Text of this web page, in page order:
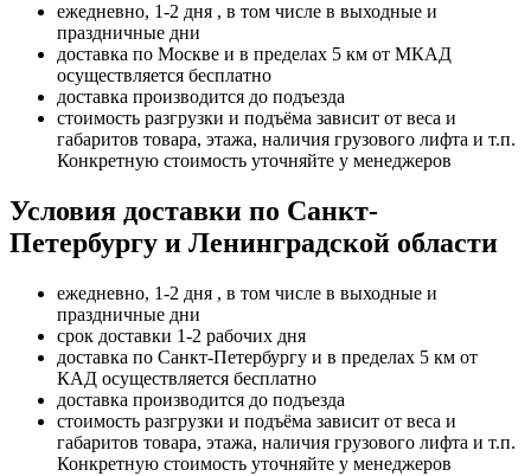
ежедневно, 1-2 дня , в том числе в выходные и
праздничные дни
доставка по Москве и в пределах 5 км от МКАД
осуществляется бесплатно
доставка производится до подъезда
стоимость разгрузки и подъёма зависит от веса и
габаритов товара, этажа, наличия грузового лифта и т.п.
Конкретную стоимость уточняйте у менеджеров
Условия доставки по Санкт-
Петербургу и Ленинградской области
ежедневно, 1-2 дня , в том числе в выходные и
праздничные дни
срок доставки 1-2 рабочих дня
доставка по Санкт-Петербургу и в пределах 5 км от
КАД осуществляется бесплатно
доставка производится до подъезда
стоимость разгрузки и подъёма зависит от веса и
габаритов товара, этажа, наличия грузового лифта и т.п.
Конкретную стоимость уточняйте у менеджеров